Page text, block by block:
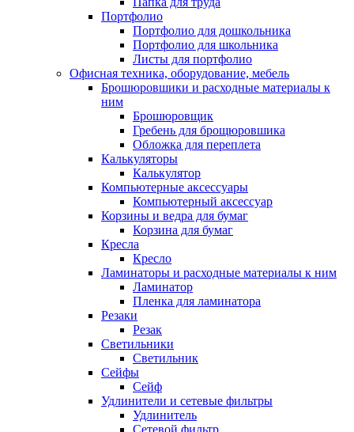
Портфолио
Портфолио для дошкольника
Портфолио для школьника
Листы для портфолио
Офисная техника, оборудование, мебель
Брошюровшики и расходные материалы к
ним
Брошюровщик
Гребень для брощюровшика
Обложка для переплета
Калькуляторы
Калькулятор
Компьютерные аксессуары
Компьютерный аксессуар
Корзины и ведра для бумаг
Корзина для бумаг
Кресла
Кресло
Ламинаторы и расходные материалы к ним
Ламинатор
Пленка для ламинатора
Резаки
Резак
Светильники
Светильник
Сейфы
Сейф
Удлинители и сетевые фильтры
Удлинитель
Сетевой фильтр